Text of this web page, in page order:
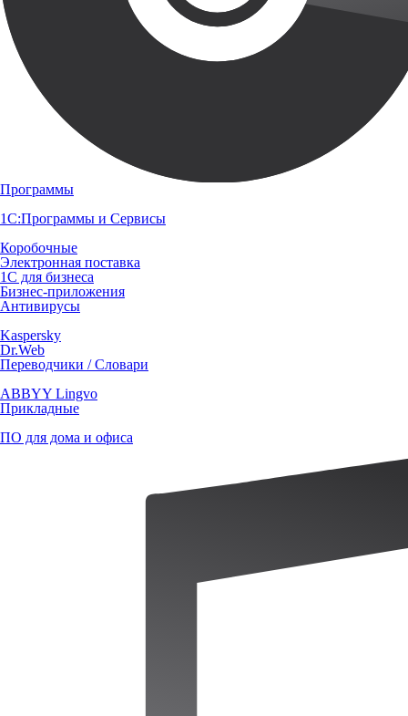
Программы
1С:Программы и Сервисы
Коробочные
Электронная поставка
1С для бизнеса
Бизнес-приложения
Антивирусы
Kaspersky
Dr.Web
Переводчики / Словари
ABBYY Lingvo
Прикладные
ПО для дома и офиса